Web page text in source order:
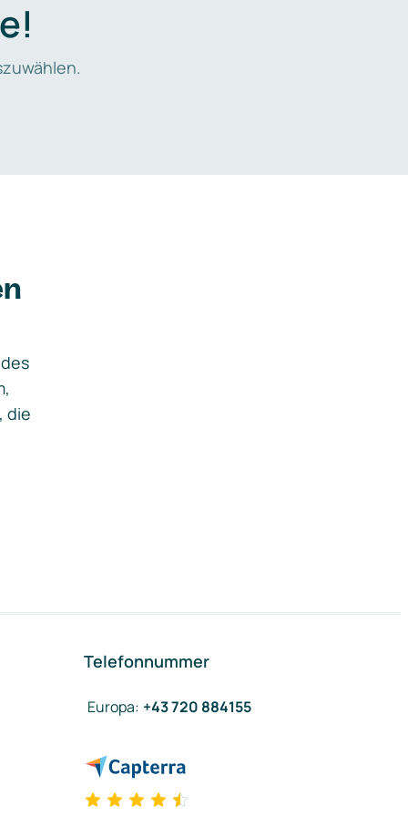
die
Telefonnummer
Europa: +43 720 884155